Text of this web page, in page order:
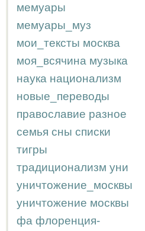
мемуары
мемуары_муз
мои_тексты москва
моя_всячина музыка
наука национализм
новые_переводы
православие разное
семья сны списки
тигры
традиционализм уни
уничтожение_москвы
уничтожение москвы
фа флоренция-